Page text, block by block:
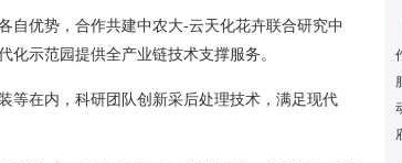
自优势，合作共建中农大-云天化花卉联合研究中
示范园提供全产业链技术支撑服务。
等在内，科研团队创新采后处理技术，满足现代